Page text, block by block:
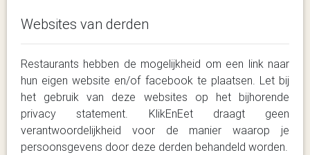
Websites van derden
Restaurants hebben de mogelijkheid om een link naar
hun eigen website en/of facebook te plaatsen. Let bij
het gebruik van deze websites op het bijhorende
privacy statement. KlikEnEet draagt geen
verantwoordelijkheid voor de manier waarop je
persoonsgevens door deze derden behandeld worden.